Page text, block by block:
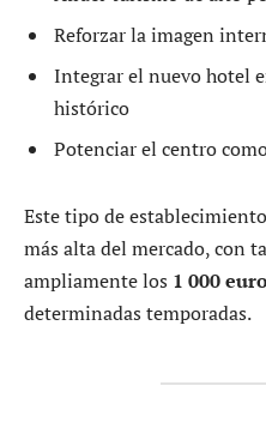
Reforzar la imagen
Integrar el nuevo hotel
histórico
Potenciar el centro
Este tipo de
más alta del mercado, con
ampliamente los 1 000
determinadas temporadas.